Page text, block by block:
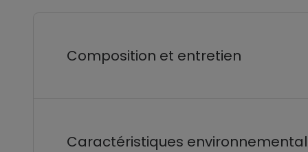
Composition et entretien
Caractéristiques